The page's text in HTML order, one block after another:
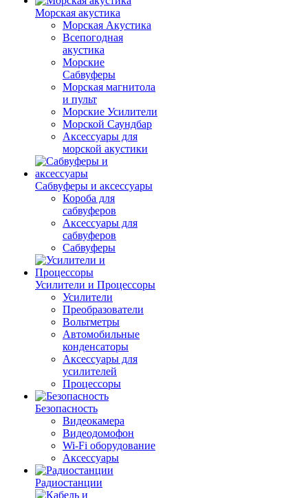
Морская акустика
Морская Акустика
Всепогодная
акустика
Морские
Сабвуферы
Морская магнитола
и пульт
Морские Усилители
Морской Cаундбар
Аксессуары для
морской акустики
Сабвуферы и аксессуары
Короба для
сабвуферов
Аксессуары для
сабвуферов
Сабвуферы
Усилители и Процессоры
Усилители
Преобразователи
Вольтметры
Автомобильные
конденсаторы
Аксессуары для
усилителей
Процессоры
Безопасность
Видеокамера
Видеодомофон
Wi-Fi оборудование
Аксессуары
Радиостанции